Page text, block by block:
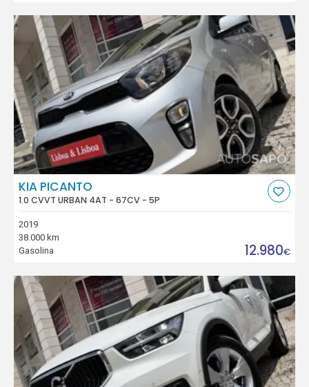
KIA PICANTO
1.0 CVVT URBAN 4AT - 67CV - 5P
2019
38.000 km
Gasolina
12.980€